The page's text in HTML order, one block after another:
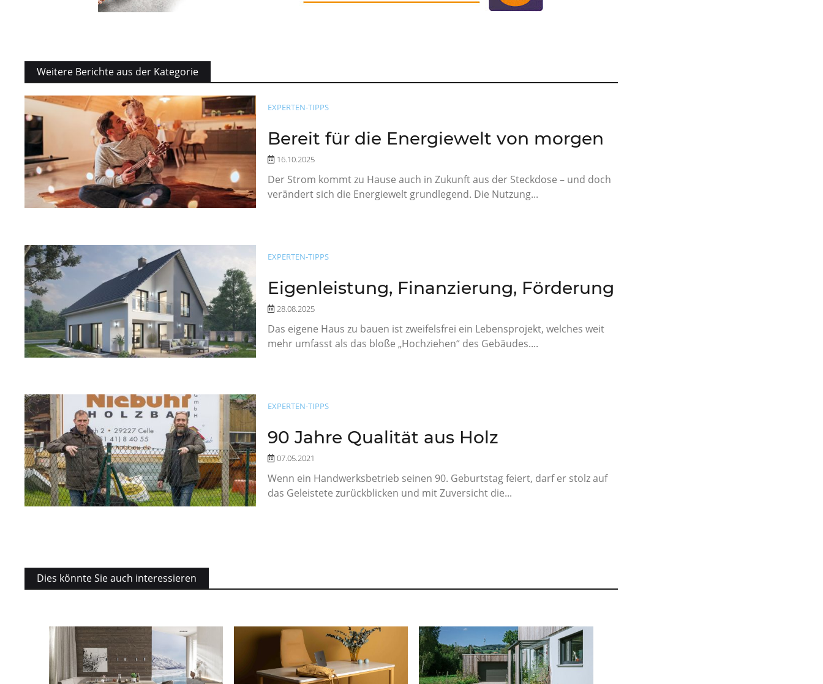
Weitere Berichte aus der Kategorie
EXPERTEN-TIPPS
Bereit für die Energiewelt von morgen
16.10.2025
Der Strom kommt zu Hause auch in Zukunft aus der Steckdose – und doch
verändert sich die Energiewelt grundlegend. Die Nutzung...
EXPERTEN-TIPPS
Eigenleistung, Finanzierung, Förderung
28.08.2025
Das eigene Haus zu bauen ist zweifelsfrei ein Lebensprojekt, welches weit
mehr umfasst als das bloße „Hochziehen“ des Gebäudes....
EXPERTEN-TIPPS
90 Jahre Qualität aus Holz
07.05.2021
Wenn ein Handwerksbetrieb seinen 90. Geburtstag feiert, darf er stolz auf
das Geleistete zurückblicken und mit Zuversicht die...
Dies könnte Sie auch interessieren